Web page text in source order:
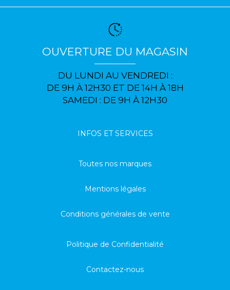
OUVERTURE DU MAGASIN
DU LUNDI AU VENDREDI :
DE 9H À 12H30 ET DE 14H À 18H
SAMEDI : DE 9H À 12H30
INFOS ET SERVICES
Toutes nos marques
Mentions légales
Conditions générales de vente
Politique de Confidentialité
Contactez-nous